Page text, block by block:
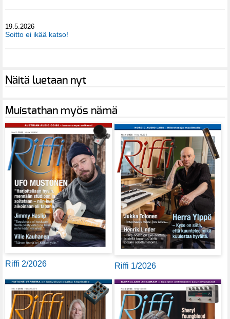
19.5.2026
Soitto ei ikää katso!
Näitä luetaan nyt
Muistathan myös nämä
Riffi 2/2026 Riffi 1/2026